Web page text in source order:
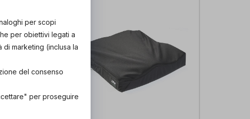
per scopi
per obiettivi legati a
marketing (inclusa la
del consenso
per proseguire